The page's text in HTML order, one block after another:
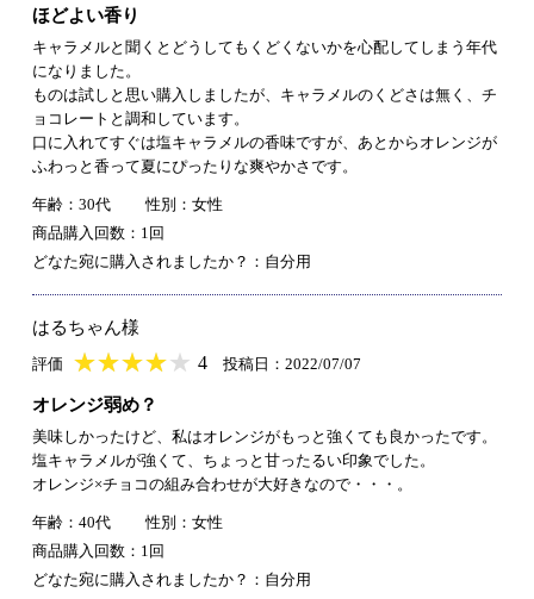
ほどよい香り
キャラメルと聞くとどうしてもくどくないかを心配してしまう年代
になりました。
ものは試しと思い購入しましたが、キャラメルのくどさは無く、チ
ョコレートと調和しています。
口に入れてすぐは塩キャラメルの香味ですが、あとからオレンジが
ふわっと香って夏にぴったりな爽やかさです。
年齢：30代
性別：女性
商品購入回数：1回
どなた宛に購入されましたか？：自分用
はるちゃん様
評価 ★★★★★
★★★★★ 4 投稿日：2022/07/07
オレンジ弱め？
美味しかったけど、私はオレンジがもっと強くても良かったです。
塩キャラメルが強くて、ちょっと甘ったるい印象でした。
オレンジ×チョコの組み合わせが大好きなので・・・。
年齢：40代
性別：女性
商品購入回数：1回
どなた宛に購入されましたか？：自分用